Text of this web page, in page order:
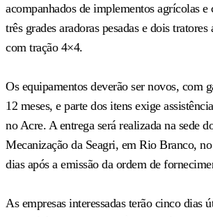
acompanhados de implementos agrícolas e
três grades aradoras pesadas e dois
com tração 4×4.
Os equipamentos deverão ser novos, com
12 meses, e parte dos itens exige
no Acre. A entrega será realizada na sede
Mecanização da Seagri, em Rio Branco,
dias após a emissão da ordem de
As empresas interessadas terão cinco dias